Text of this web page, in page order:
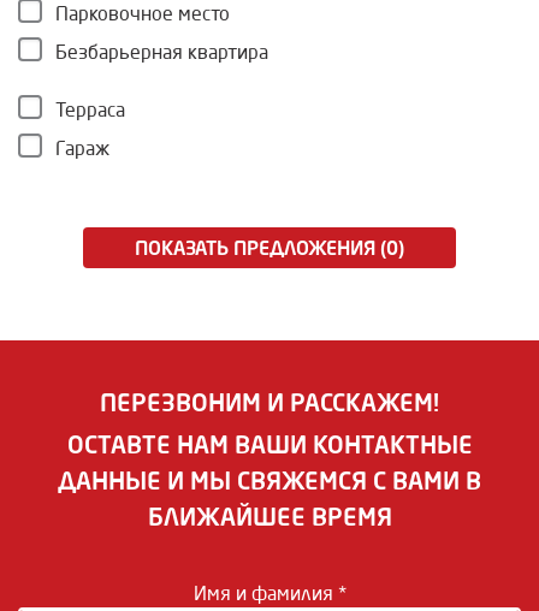
Парковочное место
Безбарьерная квартира
Терраса
Гараж
ПОКАЗАТЬ ПРЕДЛОЖЕНИЯ (0)
ПЕРЕЗВОНИМ И РАССКАЖЕМ!
ОСТАВТЕ НАМ ВАШИ КОНТАКТНЫЕ
ДАННЫЕ И МЫ СВЯЖЕМСЯ С ВАМИ В
БЛИЖАЙШЕЕ ВРЕМЯ
Имя и фамилия *